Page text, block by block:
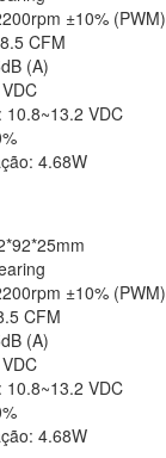
±10% (PWM)
CFM
(A)
VDC
4.68W
±10% (PWM)
CFM
(A)
VDC
4.68W